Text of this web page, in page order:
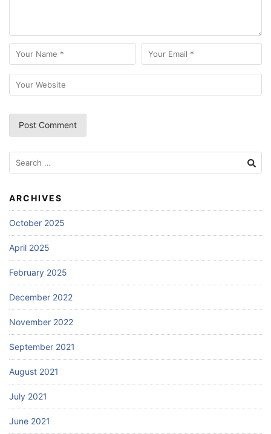
Search
for:
ARCHIVES
October 2025
April 2025
February 2025
December 2022
November 2022
September 2021
August 2021
July 2021
June 2021